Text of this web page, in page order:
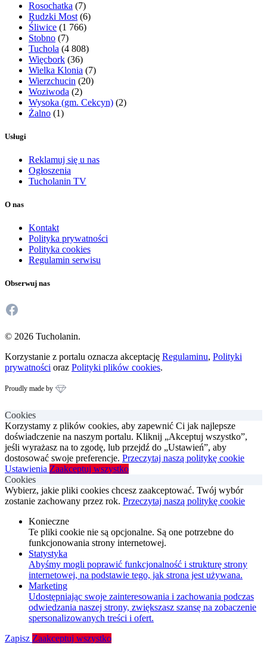
Rosochatka (7)
Rudzki Most (6)
Śliwice (1 766)
Stobno (7)
Tuchola (4 808)
Więcbork (36)
Wielka Klonia (7)
Wierzchucin (20)
Woziwoda (2)
Wysoka (gm. Cekcyn) (2)
Żalno (1)
Usługi
Reklamuj się u nas
Ogłoszenia
Tucholanin TV
O nas
Kontakt
Polityka prywatności
Polityka cookies
Regulamin serwisu
Obserwuj nas
Facebook
© 2026 Tucholanin.
Korzystanie z portalu oznacza akceptację Regulaminu, Polityki
prywatności oraz Polityki plików cookies.
Proudly made by
Cookies
Korzystamy z plików cookies, aby zapewnić Ci jak najlepsze
doświadczenie na naszym portalu. Kliknij „Akceptuj wszystko”,
jeśli wyrażasz na to zgodę, lub przejdź do „Ustawień”, aby
dostosować swoje preferencje. Przeczytaj naszą politykę cookie
Ustawienia Zaakceptuj wszystko
Cookies
Wybierz, jakie pliki cookies chcesz zaakceptować. Twój wybór
zostanie zachowany przez rok. Przeczytaj naszą politykę cookie
Konieczne
Te pliki cookie nie są opcjonalne. Są one potrzebne do
funkcjonowania strony internetowej.
Statystyka
Abyśmy mogli poprawić funkcjonalność i strukturę strony
internetowej, na podstawie tego, jak strona jest używana.
Marketing
Udostępniając swoje zainteresowania i zachowania podczas
odwiedzania naszej strony, zwiększasz szansę na zobaczenie
spersonalizowanych treści i ofert.
Zapisz Zaakceptuj wszystko